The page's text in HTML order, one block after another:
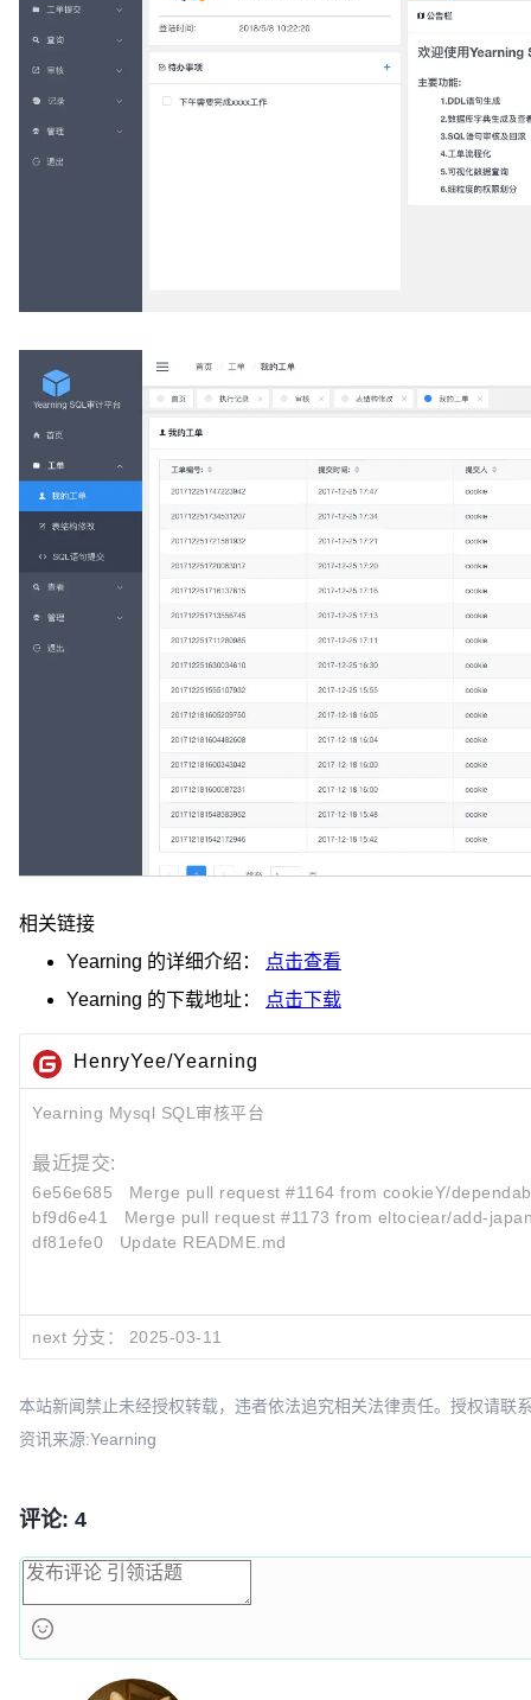
相关链接
Yearning 的详细介绍：
点击查看
Yearning 的下载地址： 点击下载
HenryYee/Yearning
Yearning Mysql SQL审核平台
最近提交:
6e56e685
Merge pull request #1164 from cookieY/
bf9d6e41
Merge pull request #1173 from eltociear/add-
df81efe0
Update README.md
next 分支： 2025-03-11
本站新闻禁止未经授权转载，违者依法追究相关法律责任。授权请联
资讯来源:Yearning
评论: 4